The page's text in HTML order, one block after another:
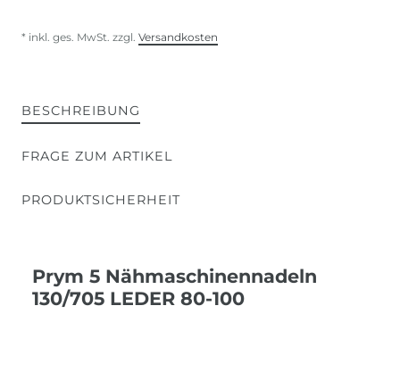
* inkl. ges. MwSt. zzgl. Versandkosten
BESCHREIBUNG
FRAGE ZUM ARTIKEL
PRODUKTSICHERHEIT
Prym 5 Nähmaschinennadeln
130/705 LEDER 80-100